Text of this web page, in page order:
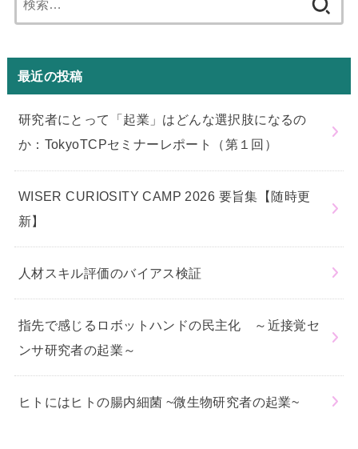
索:
最近の投稿
研究者にとって「起業」はどんな選択肢になるの
か：TokyoTCPセミナーレポート（第１回）
WISER CURIOSITY CAMP 2026 要旨集【随時更
新】
人材スキル評価のバイアス検証
指先で感じるロボットハンドの民主化 ～近接覚セ
ンサ研究者の起業～
ヒトにはヒトの腸内細菌 ~微生物研究者の起業~